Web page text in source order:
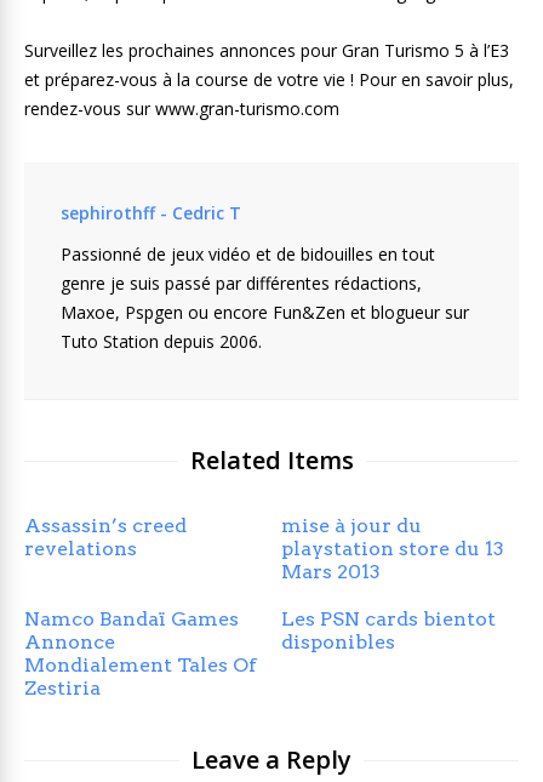
Surveillez les prochaines annonces pour Gran Turismo 5 à l’E3
et préparez-vous à la course de votre vie ! Pour en savoir plus,
rendez-vous sur www.gran-turismo.com
sephirothff - Cedric T
Passionné de jeux vidéo et de bidouilles en tout
genre je suis passé par différentes rédactions,
Maxoe, Pspgen ou encore Fun&Zen et blogueur sur
Tuto Station depuis 2006.
Related Items
Assassin’s creed
revelations
mise à jour du
playstation store du 13
Mars 2013
Namco Bandaï Games
Annonce
Mondialement Tales Of
Zestiria
Les PSN cards bientot
disponibles
Leave a Reply